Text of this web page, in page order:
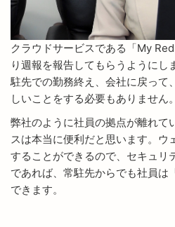
クラウドサービスである「My
り週報を報告してもらうようにし
駐先での勤務終え、会社に戻って
しいことをする必要もありません。
弊社のように社員の拠点が離れて
スは本当に便利だと思います。ウ
することができるので、セキュリ
であれば、常駐先からでも社員は
できます。